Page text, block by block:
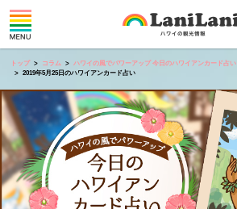
トップ コラム
ハワイの風でパワーアップ 今日のハワイアンカード占い
2019年5月25日のハワイアンカード占い